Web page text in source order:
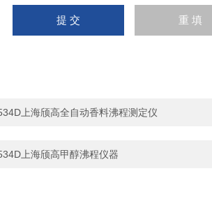
上海颀高全自动香料沸程测定仪
上海颀高甲醇沸程仪器